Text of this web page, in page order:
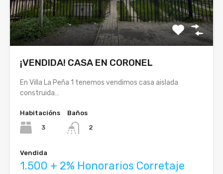
¡VENDIDA! CASA EN CORONEL
En Villa La Peña 1 tenemos vendimos casa aislada
construida…
Habitacións
3
Baños
2
Vendida
1.500 + 2% Honorarios Corretaje